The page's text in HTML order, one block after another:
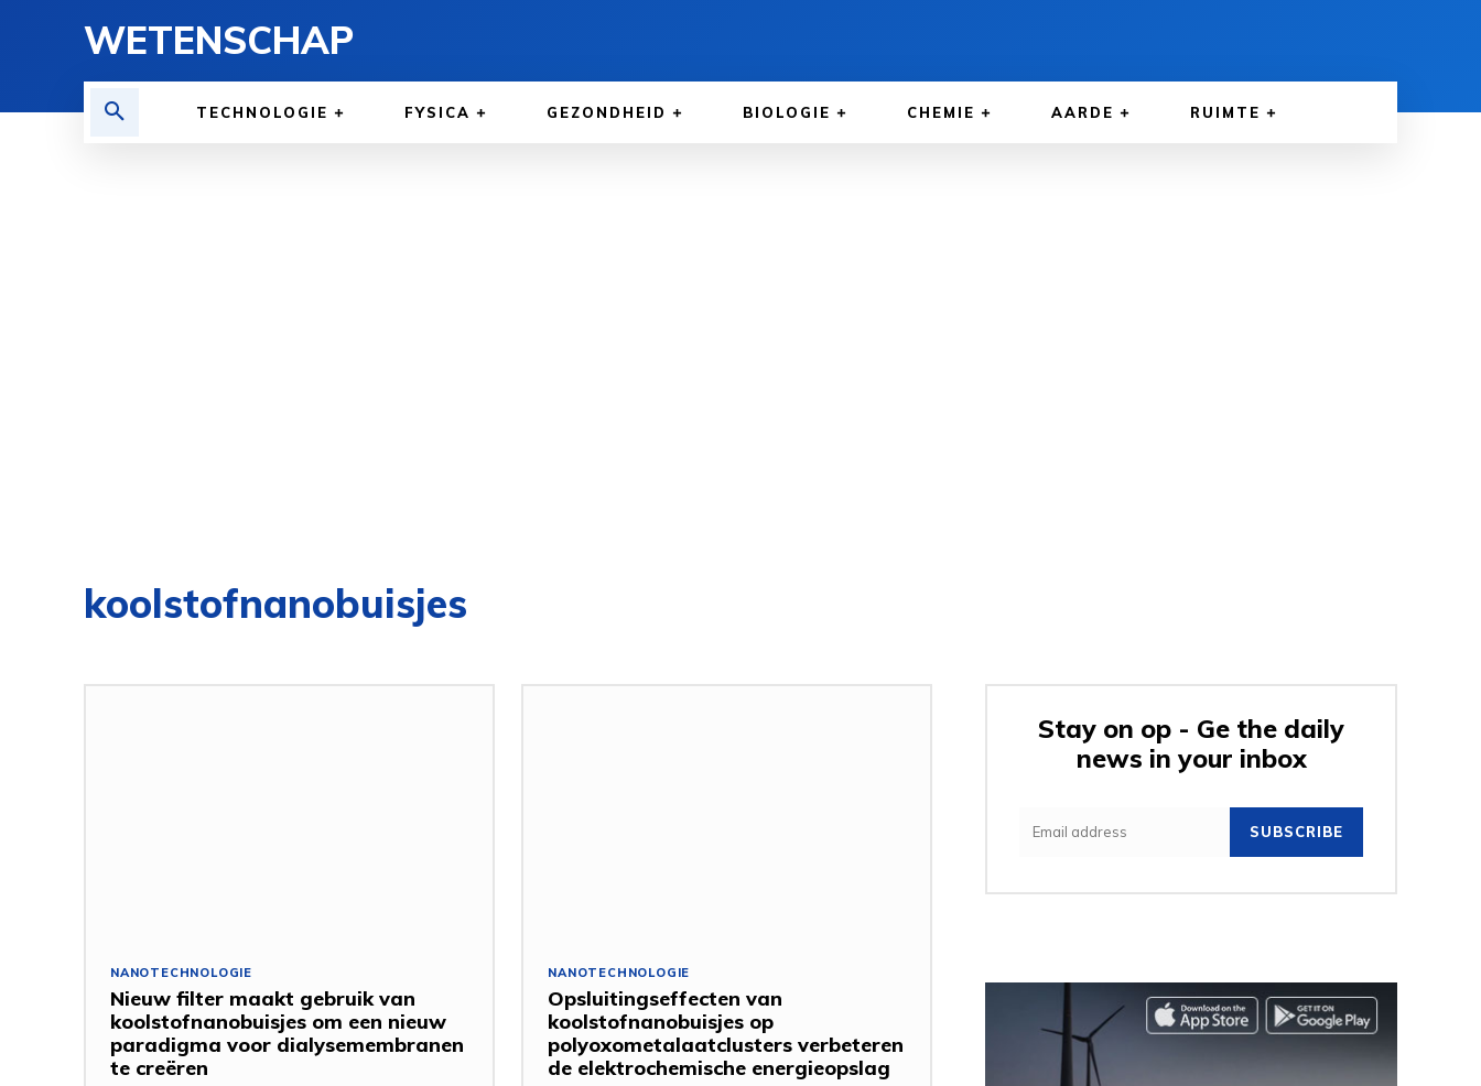
WETENSCHAP
TECHNOLOGIE FYSICA GEZONDHEID BIOLOGIE CHEMIE AARDE RUIMTE
koolstofnanobuisjes
NANOTECHNOLOGIE
Nieuw filter maakt gebruik van
koolstofnanobuisjes om een ​​nieuw
paradigma voor dialysemembranen
te creëren
NANOTECHNOLOGIE
Opsluitingseffecten van
koolstofnanobuisjes op
polyoxometalaatclusters verbeteren
de elektrochemische energieopslag
Stay on op - Ge the daily
news in your inbox
SUBSCRIBE